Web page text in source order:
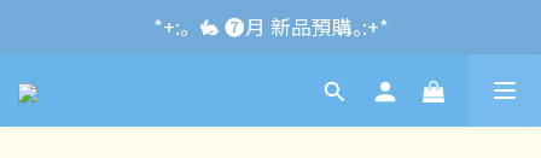
*+:｡\new / !🌌 官網消費滿千折百~RUN~:+*
*+:｡  🐇 ❼月 新品預購｡:+*
*+:｡     ❼月活動公告｡:+*
*+:｡\new / !🌌 官網消費滿千折百~RUN~:+*